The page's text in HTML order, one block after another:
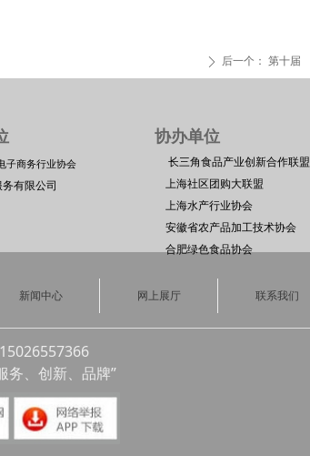
ꄲ 后一个： 第十届
新闻中心 网上展厅 联系我们
务、创新、品牌”
单位 协办单位
子商务行业协会
有限公司
长三角食品产业创新合作联盟
上海社区团购大联盟
上海水产行业协会
安徽省农产品加工技术协会
合肥绿色食品协会